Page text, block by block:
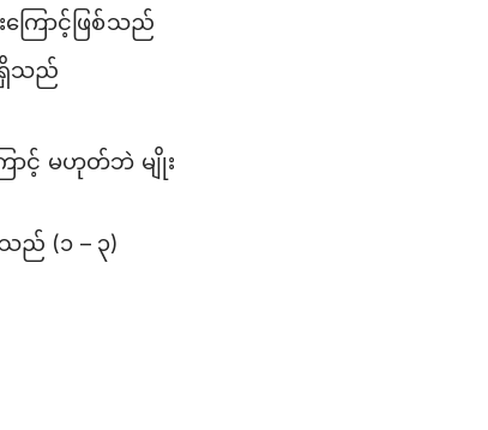
ကြောင့်ဖြစ်သည်
ရှိသည်
ြောင့် မဟုတ်ဘဲ မျိုး
သည် (၁ – ၃)